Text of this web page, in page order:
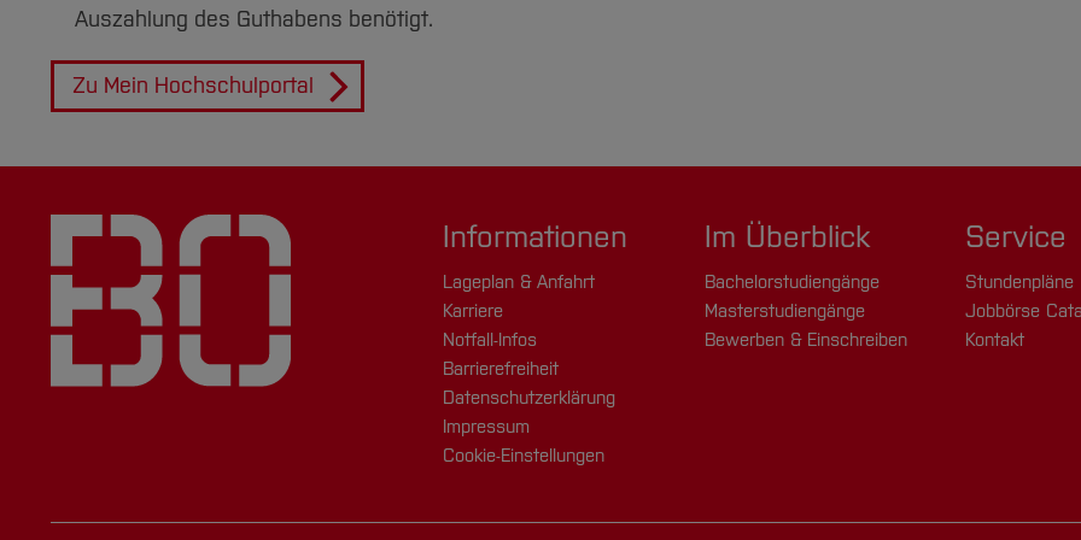
Auszahlung des Guthabens benötigt.
Zu Mein Hochschulportal
Informationen
Lageplan & Anfahrt
Karriere
Notfall-Infos
Barrierefreiheit
Datenschutzerklärung
Impressum
Cookie-Einstellungen
Im Überblick
Bachelorstudiengänge
Masterstudiengänge
Bewerben & Einschreiben
Service
Stundenpläne
Jobbörse
Kontakt